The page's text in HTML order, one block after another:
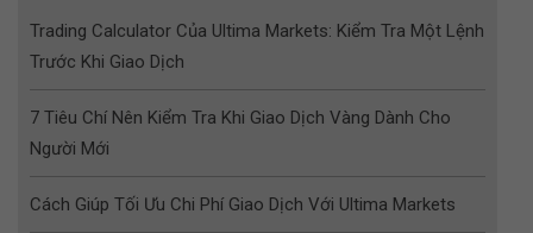
Trading Calculator Của Ultima Markets: Kiểm Tra Một Lệnh
Trước Khi Giao Dịch
7 Tiêu Chí Nên Kiểm Tra Khi Giao Dịch Vàng Dành Cho
Người Mới
Cách Giúp Tối Ưu Chi Phí Giao Dịch Với Ultima Markets